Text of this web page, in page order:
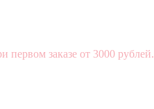
заказе от 3000 рублей.